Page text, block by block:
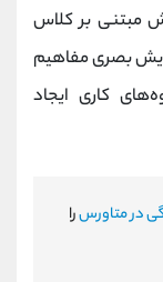
مبتنی بر کلاس
بصری مفاهیم
کاری ایجاد
در متاورسرا